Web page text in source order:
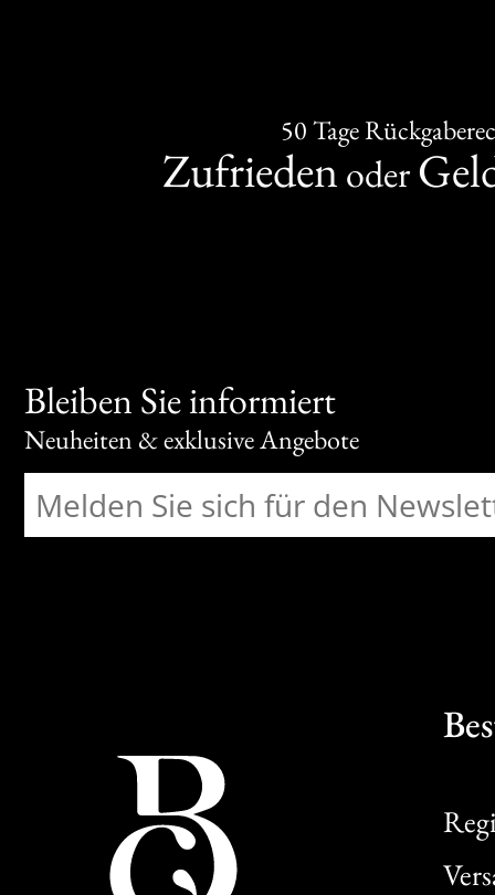
50 Tage
Zufrieden oder
Bleiben Sie informiert
Neuheiten & exklusive Angebote